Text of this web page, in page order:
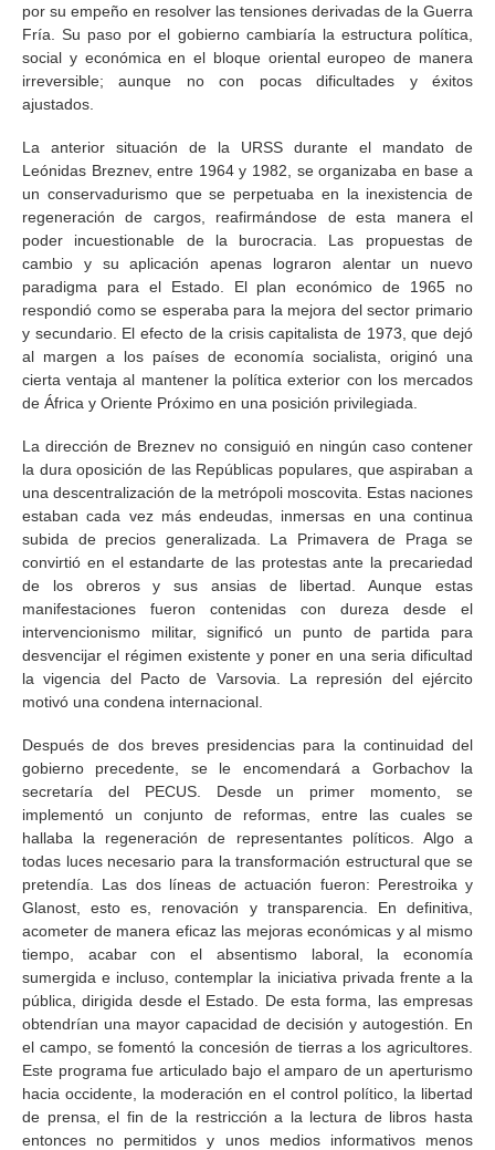
por su empeño en resolver las tensiones derivadas de la Guerra
Fría. Su paso por el gobierno cambiaría la estructura política,
social y económica en el bloque oriental europeo de manera
irreversible; aunque no con pocas dificultades y éxitos
ajustados.
La anterior situación de la URSS durante el mandato de
Leónidas Breznev, entre 1964 y 1982, se organizaba en base a
un conservadurismo que se perpetuaba en la inexistencia de
regeneración de cargos, reafirmándose de esta manera el
poder incuestionable de la burocracia. Las propuestas de
cambio y su aplicación apenas lograron alentar un nuevo
paradigma para el Estado. El plan económico de 1965 no
respondió como se esperaba para la mejora del sector primario
y secundario. El efecto de la crisis capitalista de 1973, que dejó
al margen a los países de economía socialista, originó una
cierta ventaja al mantener la política exterior con los mercados
de África y Oriente Próximo en una posición privilegiada.
La dirección de Breznev no consiguió en ningún caso contener
la dura oposición de las Repúblicas populares, que aspiraban a
una descentralización de la metrópoli moscovita. Estas naciones
estaban cada vez más endeudas, inmersas en una continua
subida de precios generalizada. La Primavera de Praga se
convirtió en el estandarte de las protestas ante la precariedad
de los obreros y sus ansias de libertad. Aunque estas
manifestaciones fueron contenidas con dureza desde el
intervencionismo militar, significó un punto de partida para
desvencijar el régimen existente y poner en una seria dificultad
la vigencia del Pacto de Varsovia. La represión del ejército
motivó una condena internacional.
Después de dos breves presidencias para la continuidad del
gobierno precedente, se le encomendará a Gorbachov la
secretaría del PECUS. Desde un primer momento, se
implementó un conjunto de reformas, entre las cuales se
hallaba la regeneración de representantes políticos. Algo a
todas luces necesario para la transformación estructural que se
pretendía. Las dos líneas de actuación fueron: Perestroika y
Glanost, esto es, renovación y transparencia. En definitiva,
acometer de manera eficaz las mejoras económicas y al mismo
tiempo, acabar con el absentismo laboral, la economía
sumergida e incluso, contemplar la iniciativa privada frente a la
pública, dirigida desde el Estado. De esta forma, las empresas
obtendrían una mayor capacidad de decisión y autogestión. En
el campo, se fomentó la concesión de tierras a los agricultores.
Este programa fue articulado bajo el amparo de un aperturismo
hacia occidente, la moderación en el control político, la libertad
de prensa, el fin de la restricción a la lectura de libros hasta
entonces no permitidos y unos medios informativos menos